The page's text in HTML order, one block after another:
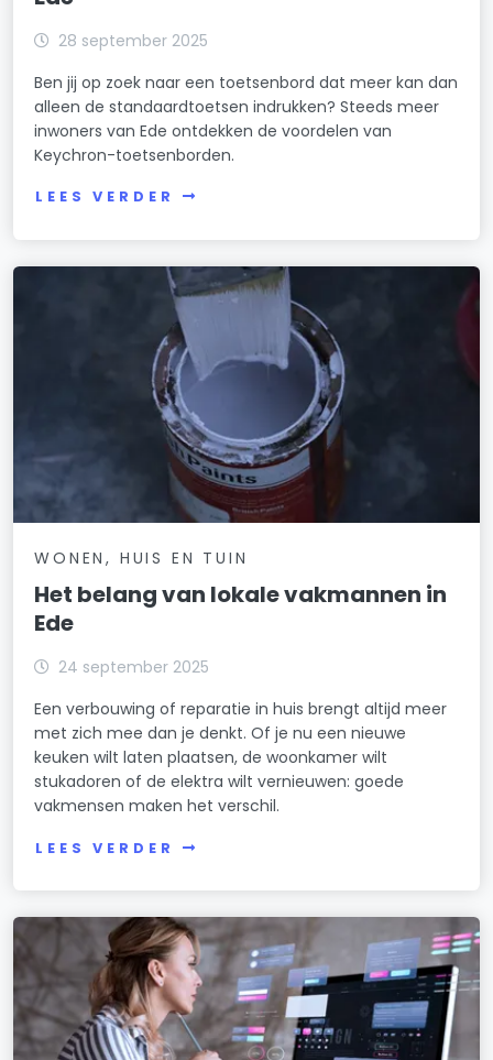
28 september 2025
Ben jij op zoek naar een toetsenbord dat meer kan dan
alleen de standaardtoetsen indrukken? Steeds meer
inwoners van Ede ontdekken de voordelen van
Keychron-toetsenborden.
LEES VERDER
WONEN, HUIS EN TUIN
Het belang van lokale vakmannen in
Ede
24 september 2025
Een verbouwing of reparatie in huis brengt altijd meer
met zich mee dan je denkt. Of je nu een nieuwe
keuken wilt laten plaatsen, de woonkamer wilt
stukadoren of de elektra wilt vernieuwen: goede
vakmensen maken het verschil.
LEES VERDER